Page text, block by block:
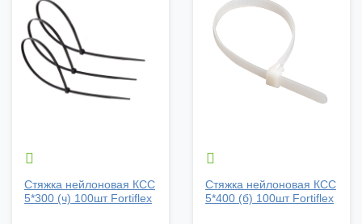

Стяжка нейлоновая КСС
5*300 (ч) 100шт Fortiflex

Стяжка нейлоновая КСС
5*400 (б) 100шт Fortiflex